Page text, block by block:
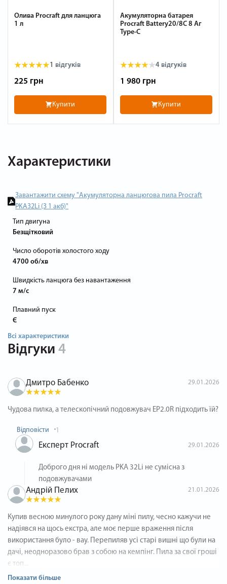
Олива Procraft для ланцюга
1 л
1 відгуків
225 грн
Купити
Акумуляторна батарея
Procraft Battery20/8C 8 Аг
Type-C
4 відгуків
1 980 грн
Купити
Характеристики
Завантажити схему "Акумуляторна ланцюгова пила Procraft
PKA32Li (З 1 акб)"
Тип двигуна
Безщітковий
Число оборотів холостого ходу
4700 об/хв
Швидкість ланцюга без навантаження
7 м/с
Плавний пуск
Є
Всі характеристики
Відгуки 4
Дмитро Бабенко 29.01.2026
Чудова пилка, а телескопічний подовжувач EP2.0R підходить їй?
Відповісти 1
Експерт Procraft 29.01.2026
Доброго дня ні модель PKA 32Li не сумісна з
подовжувачами
Андрій Пелих 21.01.2026
Купив весною минулого року дану міні пилу, чесно кажучи не
надіявся на щось екстра, але моє перше враження після
використання було - вау. Перепиляв усі старі вишні що були на
дачі, неодноразово брав з собою на кемпінг. Пила за свої гроші
є топ...
Показати більше